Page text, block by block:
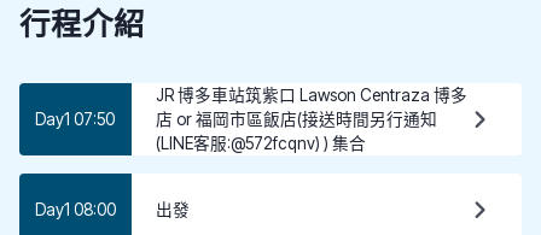
行程介紹
Day1 07:50
JR 博多車站筑紫口 Lawson Centraza 博多
店 or 福岡市區飯店(接送時間另行通知
(LINE客服:@572fcqnv) ) 集合
Day1 08:00 出發